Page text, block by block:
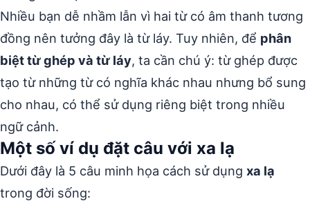
Nhiều bạn dễ nhầm lẫn vì hai từ có âm thanh tương
đồng nên tưởng đây là từ láy. Tuy nhiên, để phân
biệt từ ghép và từ láy, ta cần chú ý: từ ghép được
tạo từ những từ có nghĩa khác nhau nhưng bổ sung
cho nhau, có thể sử dụng riêng biệt trong nhiều
ngữ cảnh.
Một số ví dụ đặt câu với xa lạ
Dưới đây là 5 câu minh họa cách sử dụng xa lạ
trong đời sống: